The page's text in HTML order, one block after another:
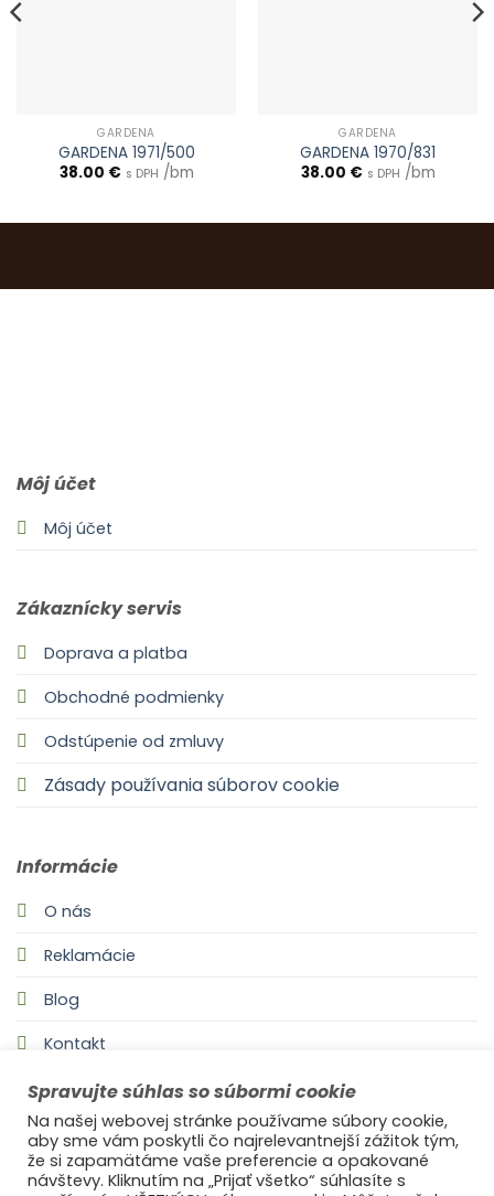
GARDENA
GARDENA 1971/500
38.00 € s DPH /bm
GARDENA
GARDENA 1970/831
38.00 € s DPH /bm
Môj účet
Môj účet
Zákaznícky servis
Doprava a platba
Obchodné podmienky
Odstúpenie od zmluvy
Zásady používania súborov cookie
Informácie
O nás
Reklamácie
Blog
Kontakt
Spravujte súhlas so súbormi cookie
Na našej webovej stránke používame súbory cookie,
aby sme vám poskytli čo najrelevantnejší zážitok tým,
že si zapamätáme vaše preferencie a opakované
návštevy. Kliknutím na „Prijať všetko“ súhlasíte s